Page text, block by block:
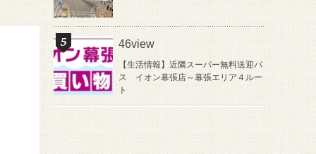
46view
【生活情報】近隣スーパー無料送迎バ
ス イオン幕張店～幕張エリア４ルー
ト